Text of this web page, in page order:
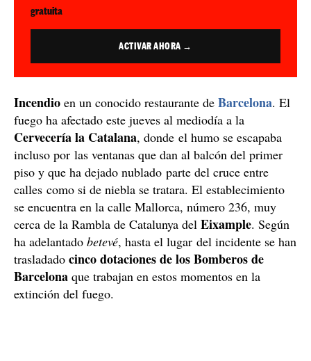
gratuita
ACTIVAR AHORA →
Incendio en un conocido restaurante de Barcelona. El
fuego ha afectado este jueves al mediodía a la
Cervecería la Catalana, donde el humo se escapaba
incluso por las ventanas que dan al balcón del primer
piso y que ha dejado nublado parte del cruce entre
calles como si de niebla se tratara. El establecimiento
se encuentra en la calle Mallorca, número 236, muy
cerca de la Rambla de Catalunya del Eixample. Según
ha adelantado betevé, hasta el lugar del incidente se han
trasladado cinco dotaciones de los Bomberos de
Barcelona que trabajan en estos momentos en la
extinción del fuego.